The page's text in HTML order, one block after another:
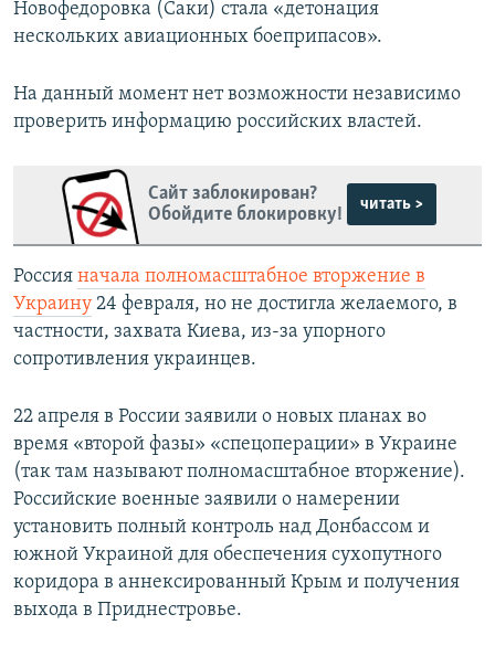
Новофедоровка (Саки) стала «детонация
нескольких авиационных боеприпасов».
На данный момент нет возможности независимо
проверить информацию российских властей.
Сайт заблокирован?
Обойдите блокировку!
читать >
Россия начала полномасштабное вторжение в
Украину 24 февраля, но не достигла желаемого, в
частности, захвата Киева, из-за упорного
сопротивления украинцев.
22 апреля в России заявили о новых планах во
время «второй фазы» «спецоперации» в Украине
(так там называют полномасштабное вторжение).
Российские военные заявили о намерении
установить полный контроль над Донбассом и
южной Украиной для обеспечения сухопутного
коридора в аннексированный Крым и получения
выхода в Приднестровье.